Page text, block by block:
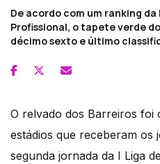
De acordo com um ranking
Profissional, o tapete verde
décimo sexto e último
O relvado dos Barreiros foi
estádios que receberam os
segunda jornada da I Liga